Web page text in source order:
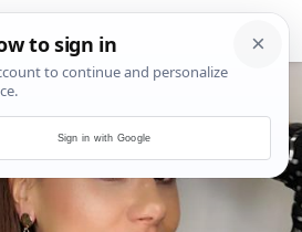
Sign in with Google